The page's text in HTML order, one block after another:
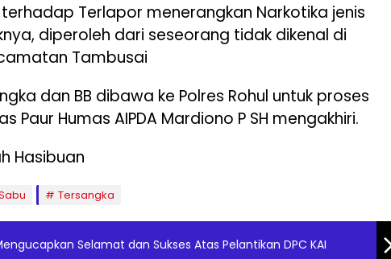
Terlapor menerangkan Narkotika jenis
diperoleh dari seseorang tidak dikenal di
Tambusai
dan BB dibawa ke Polres Rohul untuk proses
Paur Humas AIPDA Mardiono P SH mengakhiri.
Hasibuan
Tersangka
Selamat dan Sukses Atas Pelantikan DPC KAI